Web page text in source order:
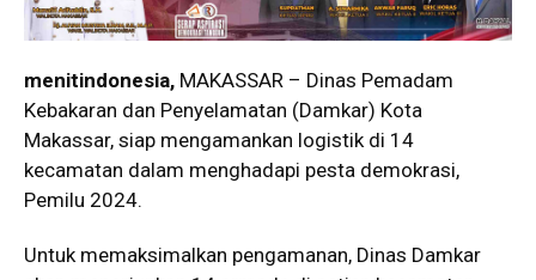
menitindonesia, MAKASSAR – Dinas Pemadam
Kebakaran dan Penyelamatan (Damkar) Kota
Makassar, siap mengamankan logistik di 14
kecamatan dalam menghadapi pesta demokrasi,
Pemilu 2024.
Untuk memaksimalkan pengamanan, Dinas Damkar